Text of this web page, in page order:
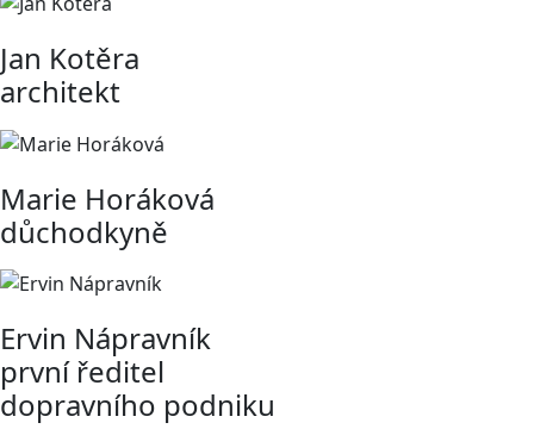
Jan Kotěra
architekt
Marie Horáková
důchodkyně
Ervin Nápravník
první ředitel
dopravního podniku